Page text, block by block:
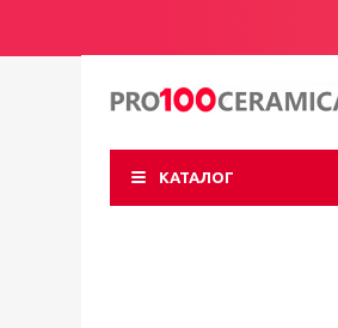
КАТАЛОГ